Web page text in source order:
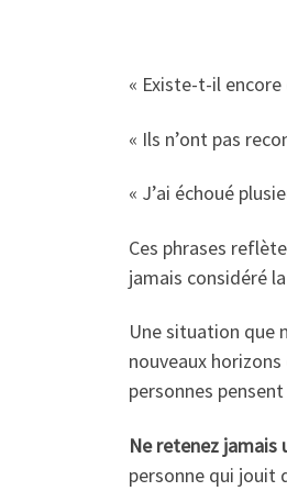
« Existe-t-il
« Ils n’ont pas
« J’ai échoué
Ces phrases
jamais considéré
Une situation que
nouveaux
personnes
Ne retenez jamais
personne qui jouit